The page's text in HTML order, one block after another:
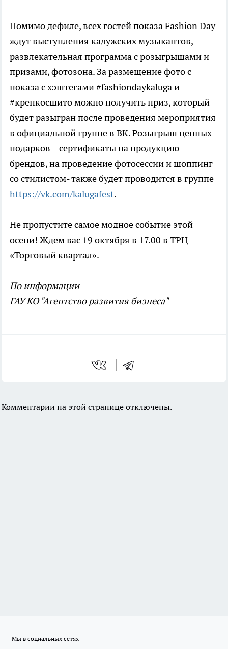
Помимо дефиле, всех гостей показа Fashion Day
ждут выступления калужских музыкантов,
развлекательная программа с розыгрышами и
призами, фотозона. За размещение фото с
показа с хэштегами #fashiondaykaluga и
#крепкосшито можно получить приз, который
будет разыгран после проведения мероприятия
в официальной группе в ВК. Розыгрыш ценных
подарков – сертификаты на продукцию
брендов, на проведение фотосессии и шоппинг
со стилистом- также будет проводится в группе
https://vk.com/kalugafest.
Не пропустите самое модное событие этой
осени! Ждем вас 19 октября в 17.00 в ТРЦ
«Торговый квартал».
По информации
ГАУ КО "Агентство развития бизнеса"
Комментарии на этой странице отключены.
Мы в социальных сетях